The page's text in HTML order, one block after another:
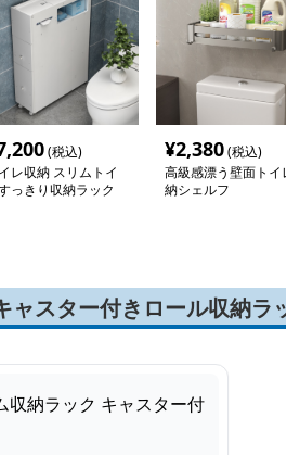
(税込)
レ収納 スリムトイ
っきり収納ラック
¥2,380(税込)
高級感漂う壁面トイ
納シェルフ
ャスター付きロール収納ラ